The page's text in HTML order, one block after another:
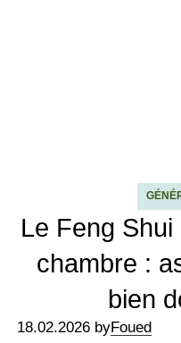
Le Feng
chambre :
bien
18.02.2026 byFoued